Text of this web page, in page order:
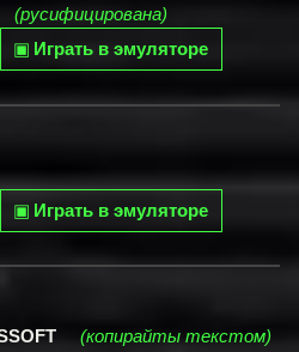
(русифицирована)
▣ Играть в эмуляторе
▣ Играть в эмуляторе
(копирайты текстом)